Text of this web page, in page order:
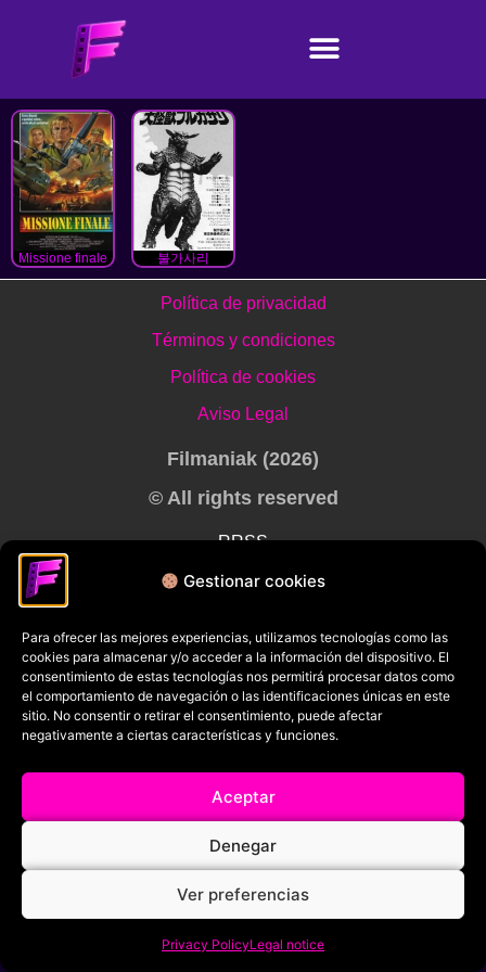
Gestionar cookies
Para ofrecer las mejores experiencias, utilizamos tecnologías como las
cookies para almacenar y/o acceder a la información del dispositivo. El
consentimiento de estas tecnologías nos permitirá procesar datos como
el comportamiento de navegación o las identificaciones únicas en este
sitio. No consentir o retirar el consentimiento, puede afectar
negativamente a ciertas características y funciones.
Aceptar
Denegar
Ver preferencias
Privacy PolicyLegal notice
Missione finale 불가사리
Política de privacidad
Términos y condiciones
Política de cookies
Aviso Legal
Filmaniak (2026)
© All rights reserved
RRSS